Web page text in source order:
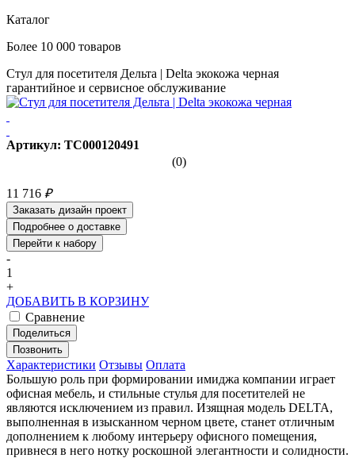
Каталог
Более 10 000 товаров
Стул для посетителя Дельта | Delta экокожа черная
гарантийное и сервисное обслуживание
Артикул: ТС000120491
(0)
11 716 ₽
Заказать дизайн проект
Подробнее о доставке
Перейти к набору
-
1
+
ДОБАВИТЬ В КОРЗИНУ
Сравнение
Поделиться
Позвонить
Характеристики Отзывы Оплата
Большую роль при формировании имиджа компании играет
офисная мебель, и стильные стулья для посетителей не
являются исключением из правил. Изящная модель DELTA,
выполненная в изысканном черном цвете, станет отличным
дополнением к любому интерьеру офисного помещения,
привнеся в него нотку роскошной элегантности и солидности.